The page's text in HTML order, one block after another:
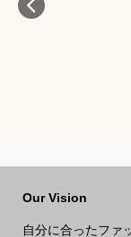
Our Vision
自分に合ったファ